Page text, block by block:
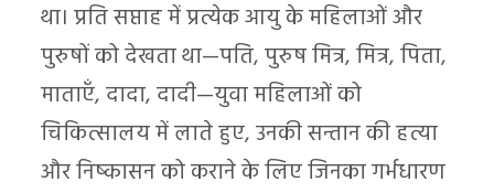
था। प्रति सप्ताह में प्रत्येक आयु के महिलाओं और
पुरुषों को देखता था—पति, पुरुष मित्र, मित्र, पिता,
माताएँ, दादा, दादी—युवा महिलाओं को
चिकित्सालय में लाते हुए, उनकी सन्तान की हत्या
और निष्कासन को कराने के लिए जिनका गर्भधारण